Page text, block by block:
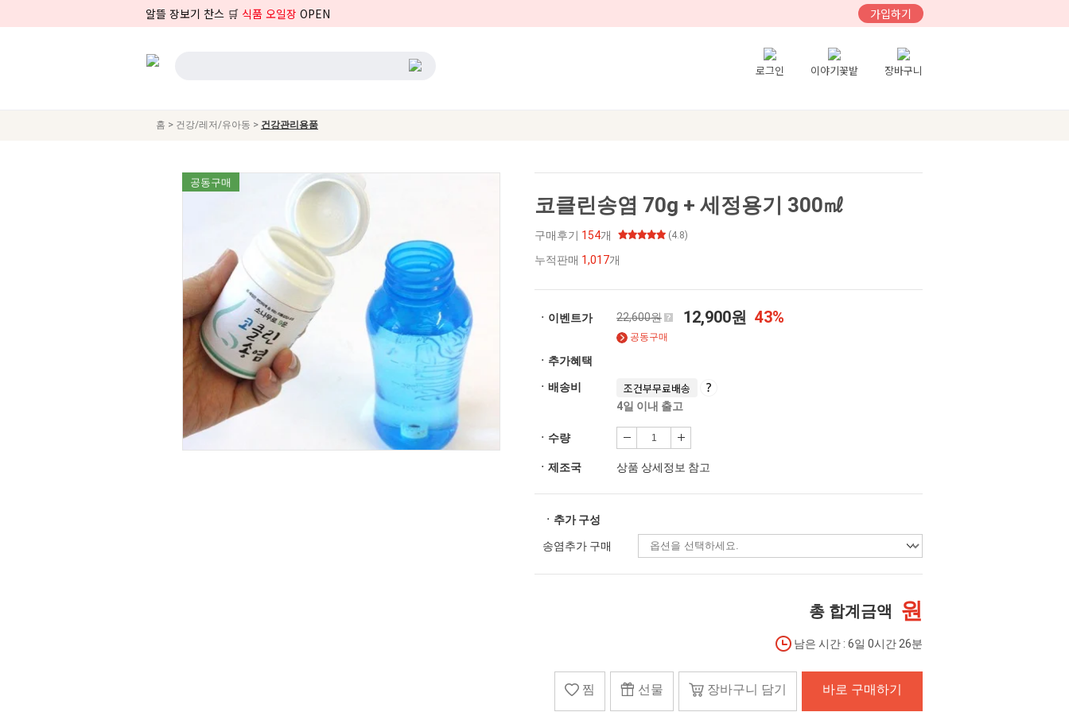
알뜰 장보기 찬스 🛒 식품 오일장 OPEN 가입하기
로그인 이야기꽃밭 장바구니
홈 > 건강/레저/유아동 > 건강관리용품
공동구매
코클린송염 70g + 세정용기 300㎖
구매후기 154개 (4.8)
누적판매 1,017개
ㆍ이벤트가 22,600원 12,900원 43%
공동구매
ㆍ추가혜택
ㆍ배송비 조건부무료배송
4일 이내 출고
ㆍ수량
ㆍ제조국 상품 상세정보 참고
ㆍ추가 구성
송염추가 구매
총 합계금액 원
남은 시간 : 6일 0시간 26분
찜 선물 장바구니 담기 바로 구매하기